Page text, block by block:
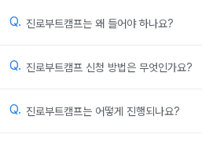
Q. 진로부트캠프는 왜 들어야 하나요?
Q. 진로부트캠프 신청 방법은 무엇인가요?
Q. 진로부트캠프는 어떻게 진행되나요?